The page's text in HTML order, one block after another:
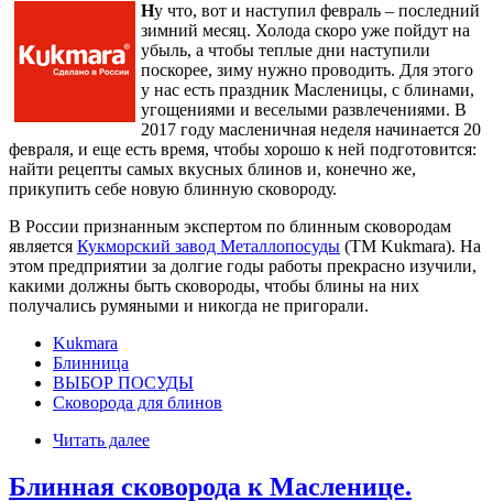
Ну что, вот и наступил февраль – последний
зимний месяц. Холода скоро уже пойдут на
убыль, а чтобы теплые дни наступили
поскорее, зиму нужно проводить. Для этого
у нас есть праздник Масленицы, с блинами,
угощениями и веселыми развлечениями. В
2017 году масленичная неделя начинается 20
февраля, и еще есть время, чтобы хорошо к ней подготовится:
найти рецепты самых вкусных блинов и, конечно же,
прикупить себе новую блинную сковороду.
В России признанным экспертом по блинным сковородам
является Кукморский завод Металлопосуды (ТМ Kukmara). На
этом предприятии за долгие годы работы прекрасно изучили,
какими должны быть сковороды, чтобы блины на них
получались румяными и никогда не пригорали.
Kukmara
Блинница
ВЫБОР ПОСУДЫ
Сковорода для блинов
Читать далее
Блинная сковорода к Масленице.